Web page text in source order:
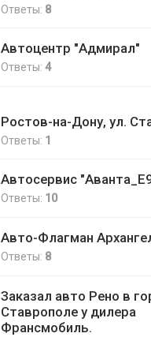
Ответы: 8
Автоцентр "Адмирал"
Ответы:4
Ростов-на-Дону, ул.
Ответы: 1
Автосервис
Ответы: 10
Авто-Флагман
Ответы: 8
Заказал авто Рено в
Ставрополе у дилера
Франсмобиль.